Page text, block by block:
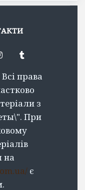
Instagram
Tumblr
права
з
При
на
є